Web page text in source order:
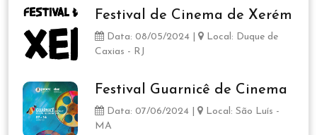
Festival de Cinema de Xerém
Data: 08/05/2024 |
Local: Duque de
Caxias - RJ
Festival Guarnicê de Cinema
Data: 07/06/2024 |
Local: São Luís -
MA